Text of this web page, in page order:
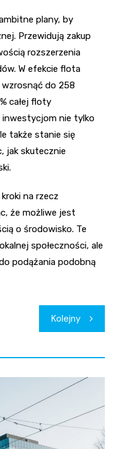
plany, by
Przewidują zakup
rozszerzenia
W efekcie flota
do 258
całej floty
inwestycjom nie tylko
także stanie się
jak skutecznie
na rzecz
że możliwe jest
o środowisko. Te
społeczności, ale
podążania podobną
Kolejny